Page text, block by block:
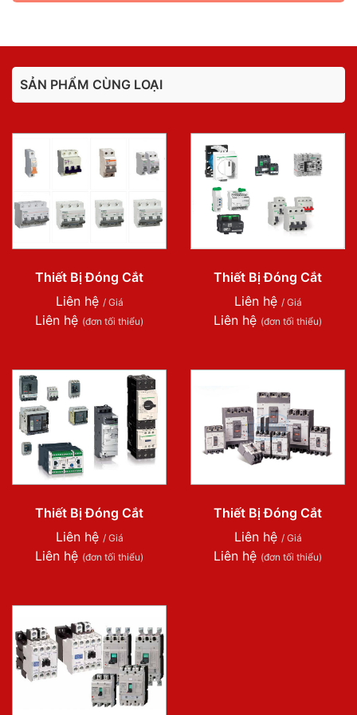
SẢN PHẨM CÙNG LOẠI
Thiết Bị Đóng Cắt
Liên hệ / Giá
Liên hệ (đơn tối thiểu)
Thiết Bị Đóng Cắt
Liên hệ / Giá
Liên hệ (đơn tối thiểu)
Thiết Bị Đóng Cắt
Liên hệ / Giá
Liên hệ (đơn tối thiểu)
Thiết Bị Đóng Cắt
Liên hệ / Giá
Liên hệ (đơn tối thiểu)